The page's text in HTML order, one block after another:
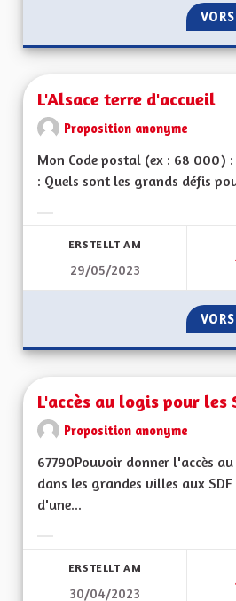
L'Alsace terre d'accueil
Proposition anonyme
Mon Code postal (ex : 68 000)
: Quels sont les grands défis
ERSTELLT AM
29/05/2023
L'accès au logis pour les
Proposition anonyme
67790Pouvoir donner l'accès
dans les grandes villes aux
d'une...
ERSTELLT AM
30/04/2023